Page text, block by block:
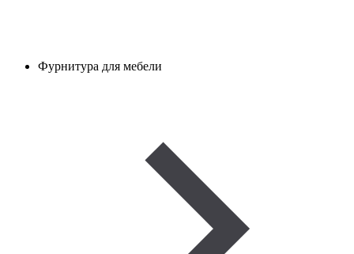
Фурнитура для мебели